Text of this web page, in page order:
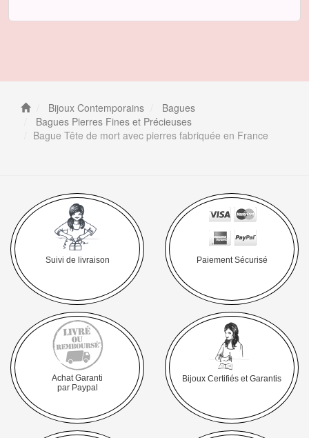
Bijoux Contemporains
Bagues
Bagues Pierres Fines et Précieuses
Bague Tête de mort avec pierres fabriquée en France
Suivi de livraison Paiement Sécurisé
Achat Garanti
par Paypal
Bijoux Certifiés et Garantis